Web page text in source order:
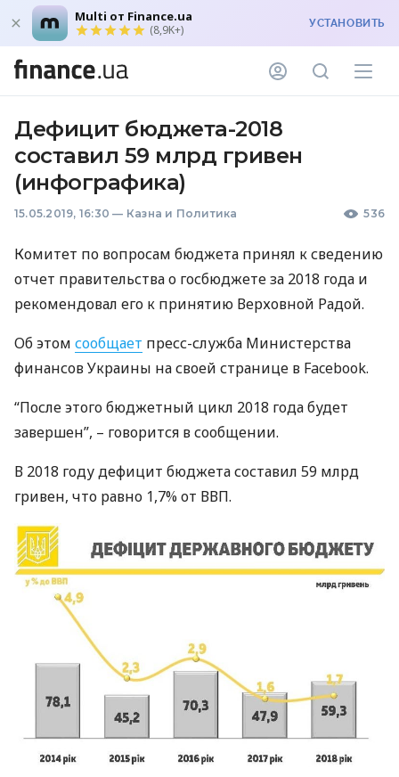
Multi от Finance.ua
(8,9K+) УСТАНОВИТЬ
Дефицит бюджета-2018
составил 59 млрд гривен
(инфографика)
15.05.2019, 16:30 — Казна и Политика 536
Комитет по вопросам бюджета принял к сведению
отчет правительства о госбюджете за 2018 года и
рекомендовал его к принятию Верховной Радой.
Об этом сообщает пресс-служба Министерства
финансов Украины на своей странице в Facebook.
“После этого бюджетный цикл 2018 года будет
завершен”, – говорится в сообщении.
В 2018 году дефицит бюджета составил 59 млрд
гривен, что равно 1,7% от ВВП.